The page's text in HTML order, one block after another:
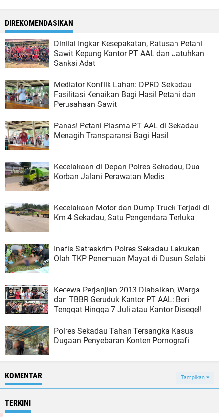
DIREKOMENDASIKAN
Dinilai Ingkar Kesepakatan, Ratusan Petani
Sawit Kepung Kantor PT AAL dan Jatuhkan
Sanksi Adat
​Mediator Konflik Lahan: DPRD Sekadau
Fasilitasi Kenaikan Bagi Hasil Petani dan
Perusahaan Sawit
Panas! Petani Plasma PT AAL di Sekadau
Menagih Transparansi Bagi Hasil
Kecelakaan di Depan Polres Sekadau, Dua
Korban Jalani Perawatan Medis
Kecelakaan Motor dan Dump Truck Terjadi di
Km 4 Sekadau, Satu Pengendara Terluka
Inafis Satreskrim Polres Sekadau Lakukan
Olah TKP Penemuan Mayat di Dusun Selabi
Kecewa Perjanjian 2013 Diabaikan, Warga
dan TBBR Geruduk Kantor PT AAL: Beri
Tenggat Hingga 7 Juli atau Kantor Disegel!
Polres Sekadau Tahan Tersangka Kasus
Dugaan Penyebaran Konten Pornografi
KOMENTAR Tampilkan
TERKINI